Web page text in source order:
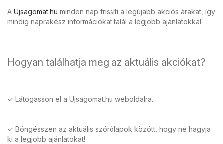
A Ujsagomat.hu minden nap frissíti a legújabb akciós árakat, így
mindig naprakész információkat talál a legjobb ajánlatokkal.
Hogyan találhatja meg az aktuális akciókat?
✓ Látogasson el a Ujsagomat.hu weboldalra.
✓ Böngésszen az aktuális szórólapok között, hogy ne hagyja
ki a legjobb ajánlatokat!